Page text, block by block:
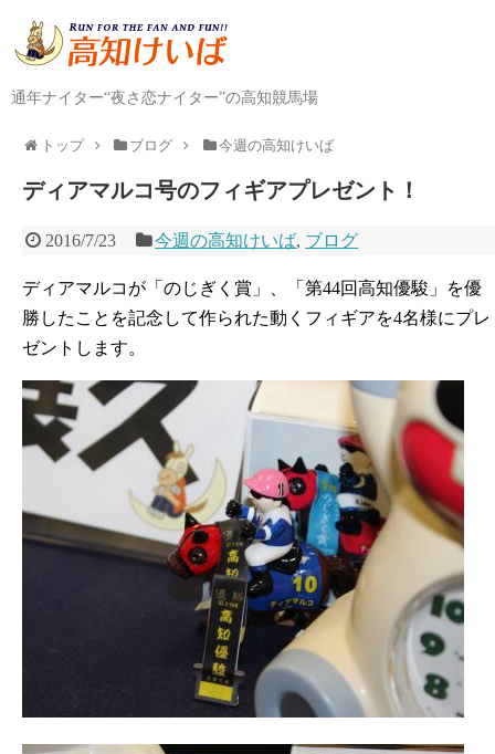
通年ナイター“夜さ恋ナイター”の高知競馬場
トップ ブログ 今週の高知けいば
ディアマルコ号のフィギアプレゼント！
2016/7/23 今週の高知けいば, ブログ
ディアマルコが「のじぎく賞」、「第44回高知優駿」を優
勝したことを記念して作られた動くフィギアを4名様にプレ
ゼントします。